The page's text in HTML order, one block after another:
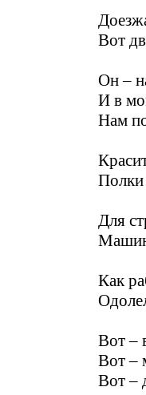
Вот
Он –
И в
Нам
Полки
Для
Как
Вот –
Вот –
Вот –